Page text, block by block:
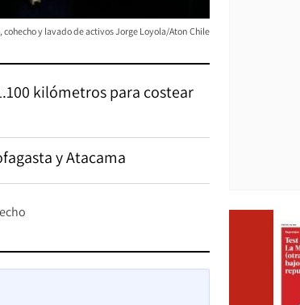
y lavado de activos Jorge Loyola/Aton Chile
kilómetros para costear
y Atacama